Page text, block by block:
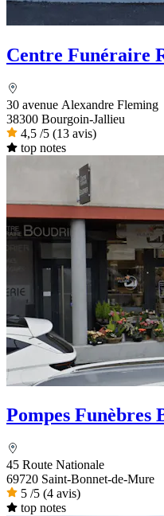
Centre Funéraire
30 avenue Alexandre Fleming
38300 Bourgoin-Jallieu
4,5 /5 (13 avis)
top notes
Pompes Funèbres
45 Route Nationale
69720 Saint-Bonnet-de-Mure
5 /5 (4 avis)
top notes